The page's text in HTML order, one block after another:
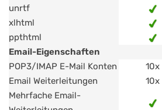
unrtf
xlhtml
ppthtml
Email-Eigenschaften
POP3/IMAP E-Mail Konten
10x
Email Weiterleitungen
10x
Mehrfache Email-